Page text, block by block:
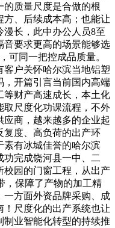
质量尺度是合做的根
、后续成本高；也能让
长，此中办公人员8至
音要求更高的场景能够选
可同一把控成品质量。
客户关怀哈尔滨当地铝塑
，开篇引言当前国内高端
等财产高速成长，本土化
取尺度化功课流程，不外
商，越来越多的企业起
复度、高负荷的出产环
素有冰城佳誉的哈尔滨
功完成饶河县一中、二
校园的门窗工程，从出产
，保障了产物的加工精
一方面外资品牌采购、成
尺度化的出产系统也让
制业智能化转型的持续推